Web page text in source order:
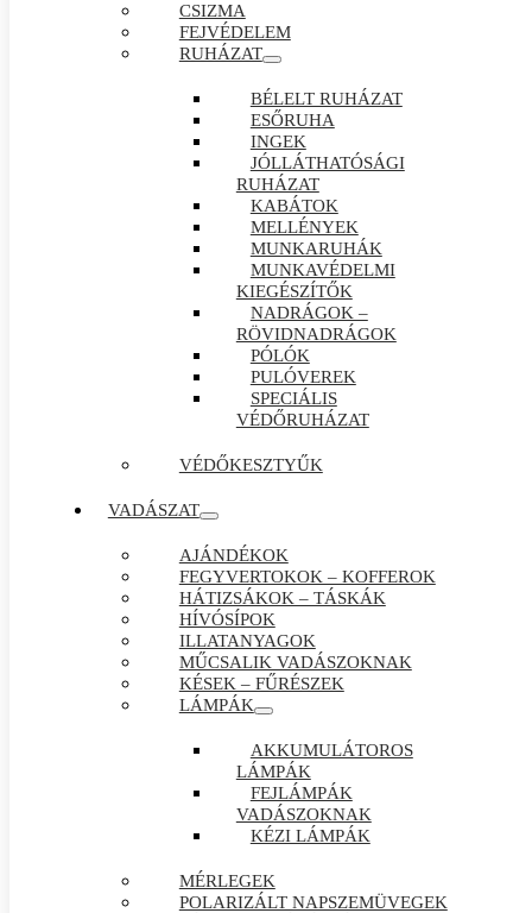
CSIZMA
FEJVÉDELEM
RUHÁZAT
BÉLELT RUHÁZAT
ESŐRUHA
INGEK
JÓLLÁTHATÓSÁGI
RUHÁZAT
KABÁTOK
MELLÉNYEK
MUNKARUHÁK
MUNKAVÉDELMI
KIEGÉSZÍTŐK
NADRÁGOK –
RÖVIDNADRÁGOK
PÓLÓK
PULÓVEREK
SPECIÁLIS
VÉDŐRUHÁZAT
VÉDŐKESZTYŰK
VADÁSZAT
AJÁNDÉKOK
FEGYVERTOKOK – KOFFEROK
HÁTIZSÁKOK – TÁSKÁK
HÍVÓSÍPOK
ILLATANYAGOK
MŰCSALIK VADÁSZOKNAK
KÉSEK – FŰRÉSZEK
LÁMPÁK
AKKUMULÁTOROS
LÁMPÁK
FEJLÁMPÁK
VADÁSZOKNAK
KÉZI LÁMPÁK
MÉRLEGEK
POLARIZÁLT NAPSZEMÜVEGEK